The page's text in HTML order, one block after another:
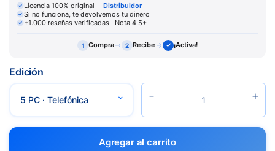
Licencia 100% original —Distribuidor
Si no funciona, te devolvemos tu dinero
+1.000 reseñas verificadas · Nota 4.5+
1 Compra 2 Recibe ¡Activa!
Edición
Agregar al carrito